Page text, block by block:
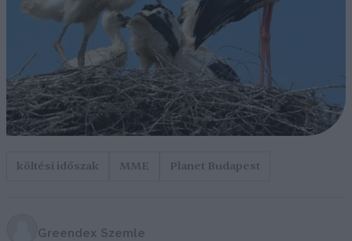
költési időszak MME Planet Budapest
Greendex Szemle